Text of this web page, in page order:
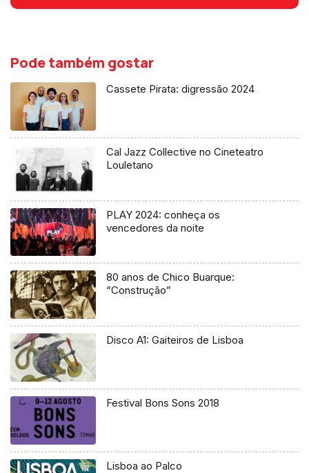
Pode também gostar
Cassete Pirata: digressão 2024
Cal Jazz Collective no Cineteatro
Louletano
PLAY 2024: conheça os
vencedores da noite
80 anos de Chico Buarque:
“Construção”
Disco A1: Gaiteiros de Lisboa
Festival Bons Sons 2018
Lisboa ao Palco